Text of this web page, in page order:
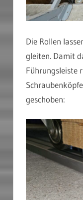
Die Rollen
gleiten. Damit
Führungsleiste
geschoben: